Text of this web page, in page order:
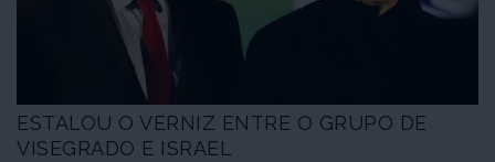
do Atlântico.
ESTALOU O VERNIZ ENTRE O GRUPO DE
VISEGRADO E ISRAEL